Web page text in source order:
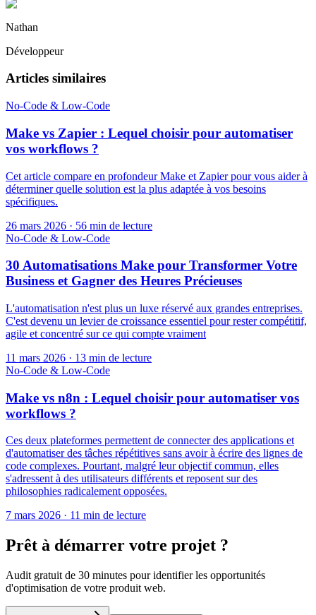
Nathan
Développeur
Articles similaires
No-Code & Low-Code
Make vs Zapier : Lequel choisir pour automatiser
vos workflows ?
Cet article compare en profondeur Make et Zapier pour vous aider à
déterminer quelle solution est la plus adaptée à vos besoins
spécifiques.
26 mars 2026 · 56 min de lecture
No-Code & Low-Code
30 Automatisations Make pour Transformer Votre
Business et Gagner des Heures Précieuses
L'automatisation n'est plus un luxe réservé aux grandes entreprises.
C'est devenu un levier de croissance essentiel pour rester compétitif,
agile et concentré sur ce qui compte vraiment
11 mars 2026 · 13 min de lecture
No-Code & Low-Code
Make vs n8n : Lequel choisir pour automatiser vos
workflows ?
Ces deux plateformes permettent de connecter des applications et
d'automatiser des tâches répétitives sans avoir à écrire des lignes de
code complexes. Pourtant, malgré leur objectif commun, elles
s'adressent à des utilisateurs différents et reposent sur des
philosophies radicalement opposées.
7 mars 2026 · 11 min de lecture
Prêt à démarrer votre projet ?
Audit gratuit de 30 minutes pour identifier les opportunités
d'optimisation de votre produit web.